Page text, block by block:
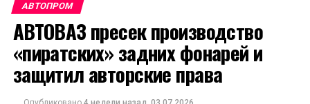
АВТОПРОМ
АВТОВАЗ пресек производство
«пиратских» задних фонарей и
защитил авторские права